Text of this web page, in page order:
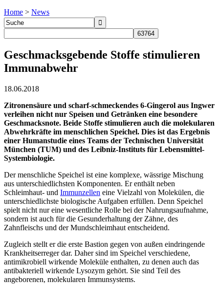
Home > News
Geschmacksgebende Stoffe stimulieren
Immunabwehr
18.06.2018
Zitronensäure und scharf-schmeckendes 6-Gingerol aus Ingwer
verleihen nicht nur Speisen und Getränken eine besondere
Geschmacksnote. Beide Stoffe stimulieren auch die molekularen
Abwehrkräfte im menschlichen Speichel. Dies ist das Ergebnis
einer Humanstudie eines Teams der Technischen Universität
München (TUM) und des Leibniz-Instituts für Lebensmittel-
Systembiologie.
Der menschliche Speichel ist eine komplexe, wässrige Mischung
aus unterschiedlichsten Komponenten. Er enthält neben
Schleimhaut- und Immunzellen eine Vielzahl von Molekülen, die
unterschiedlichste biologische Aufgaben erfüllen. Denn Speichel
spielt nicht nur eine wesentliche Rolle bei der Nahrungsaufnahme,
sondern ist auch für die Gesunderhaltung der Zähne, des
Zahnfleischs und der Mundschleimhaut entscheidend.
Zugleich stellt er die erste Bastion gegen von außen eindringende
Krankheitserreger dar. Daher sind im Speichel verschiedene,
antimikrobiell wirkende Moleküle enthalten, zu denen auch das
antibakteriell wirkende Lysozym gehört. Sie sind Teil des
angeborenen, molekularen Immunsystems.